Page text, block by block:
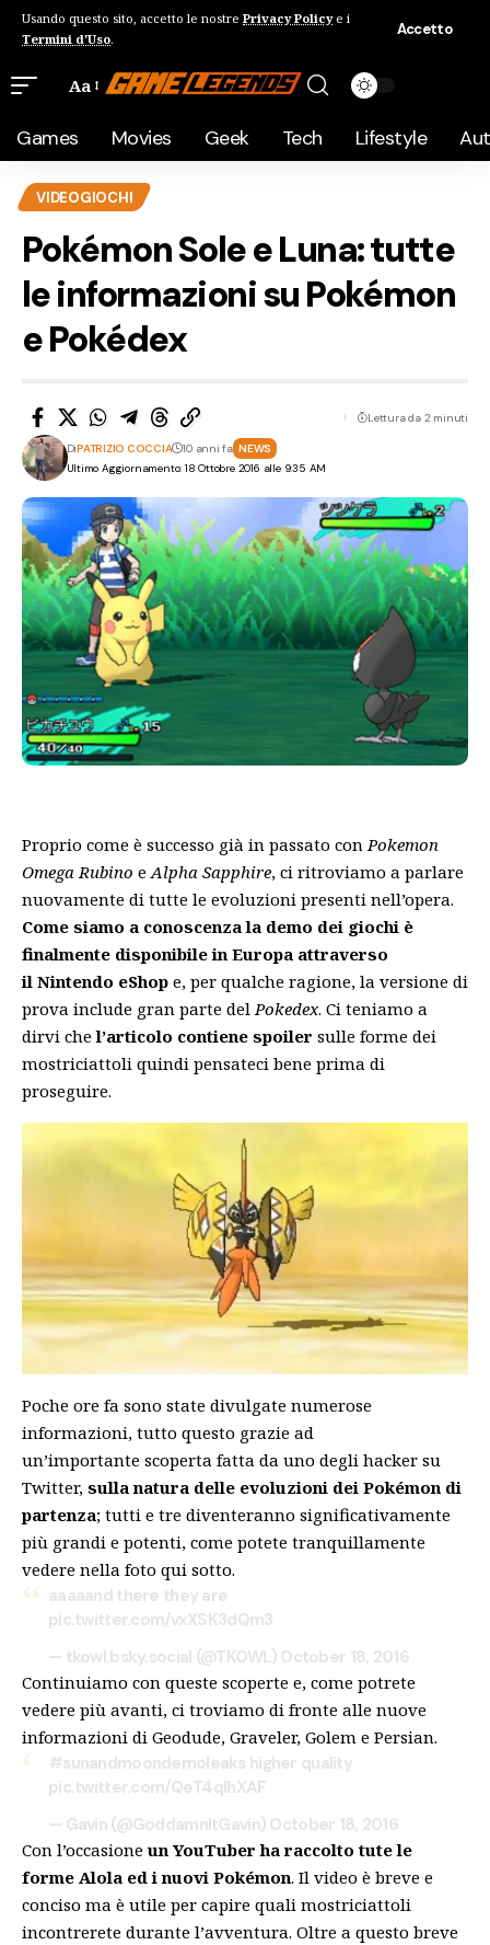
Usando questo sito, accetto le nostre Privacy Policye i
Termini d'Uso.
Accetto
Aa
Games Movies Geek Tech Lifestyle
VIDEOGIOCHI
Pokémon Sole e Luna: tutte
le informazioni su Pokémon
e Pokédex
Ultimo Aggiornamento: 18 Ottobre 2016 alle 9:35 AM
DiPATRIZIO COCCIA 10 anni fa NEWS
Lettura da 2 minuti
Proprio come è successo già in passato con Pokemon
Omega Rubino e Alpha Sapphire, ci ritroviamo a parlare
nuovamente di tutte le evoluzioni presenti nell’opera.
Come siamo a conoscenza la demo dei giochi è
finalmente disponibile in Europa attraverso
il Nintendo eShop e, per qualche ragione, la versione di
prova include gran parte del Pokedex. Ci teniamo a
dirvi chel’articolo contiene spoiler sulle forme dei
mostriciattoli quindi pensateci bene prima di
proseguire.
Poche ore fa sono state divulgate numerose
informazioni, tutto questo grazie ad
un’importante scoperta fatta da uno degli hacker su
Twitter, sulla natura delle evoluzioni dei Pokémon di
partenza; tutti e tre diventeranno significativamente
più grandi e potenti, come potete tranquillamente
vedere nella foto qui sotto.
aaaaand there they are
pic.twitter.com/vxXSK3dQm3
— tkowl.bsky.social (@TKOWL) October 18, 2016
Continuiamo con queste scoperte e, come potrete
vedere più avanti, ci troviamo di fronte alle nuove
informazioni di Geodude, Graveler, Golem e Persian.
#sunandmoondemoleaks higher quality
pic.twitter.com/QeT4qlhXAF
— Gavin (@GoddamnItGavin) October 18, 2016
Con l’occasione un YouTuber ha raccolto tute le
forme Alola ed i nuovi Pokémon. Il video è breve e
conciso ma è utile per capire quali mostriciattoli
incontrerete durante l’avventura. Oltre a questo breve